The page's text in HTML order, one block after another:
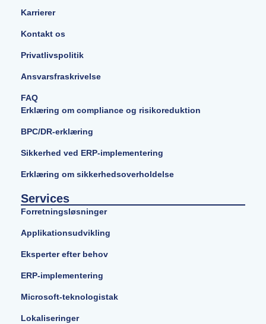
Karrierer
Kontakt os
Privatlivspolitik
Ansvarsfraskrivelse
FAQ
Erklæring om compliance og risikoreduktion
BPC/DR-erklæring
Sikkerhed ved ERP-implementering
Erklæring om sikkerhedsoverholdelse
Services
Forretningsløsninger
Applikationsudvikling
Eksperter efter behov
ERP-implementering
Microsoft-teknologistak
Lokaliseringer